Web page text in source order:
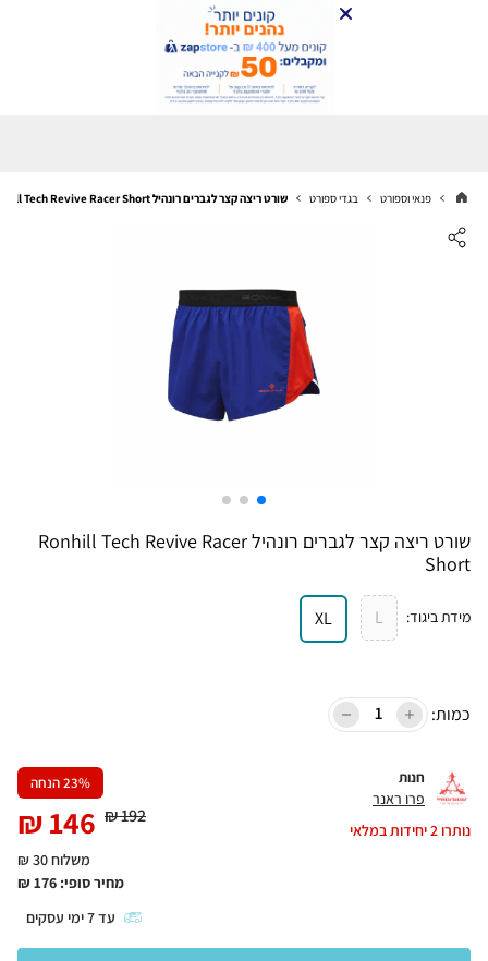
פנאי וספורט בגדי ספורט שורט ריצה קצר לגברים רונהיל Ronhill Tech Revive Racer Short
שורט ריצה קצר לגברים רונהיל Ronhill Tech Revive Racer
Short
מידת ביגוד:
L
XL
כמות:
חנות
פרו ראנר
נותרו2יחידות במלאי
23% הנחה
192
₪
146
₪
משלוח 30 ₪
מחיר סופי: 176
₪
עד7ימי עסקים